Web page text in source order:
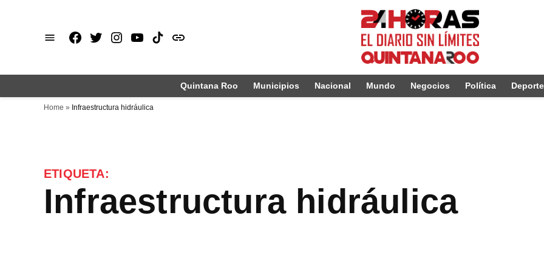
Facebook
X Instagram
Youtube
TikTok
issuu
Quintana Roo Municipios Nacional Mundo Negocios Política
Home » Infraestructura hidráulica
ETIQUETA:
Infraestructura hidráulica